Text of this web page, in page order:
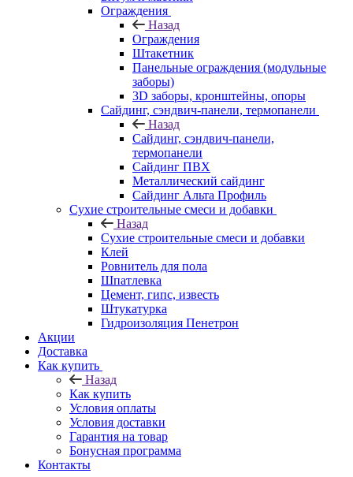
Ограждения
Назад
Ограждения
Штакетник
Панельные ограждения (модульные
заборы)
3D заборы, кронштейны, опоры
Cайдинг, сэндвич-панели, термопанели
Назад
Cайдинг, сэндвич-панели,
термопанели
Сайдинг ПВХ
Металлический сайдинг
Сайдинг Альта Профиль
Сухие строительные смеси и добавки
Назад
Сухие строительные смеси и добавки
Клей
Ровнитель для пола
Шпатлевка
Цемент, гипс, известь
Штукатурка
Гидроизоляция Пенетрон
Акции
Доставка
Как купить
Назад
Как купить
Условия оплаты
Условия доставки
Гарантия на товар
Бонусная программа
Контакты